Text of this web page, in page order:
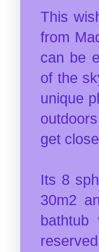
This
from
can be
of the
unique
get
Its 8
30m2